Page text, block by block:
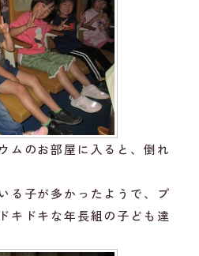
ムのお部屋に入ると、倒れ
る子が多かったようで、プ
キドキな年長組の子ども達